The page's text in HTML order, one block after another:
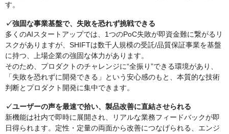
す。
✓強固な事業基盤で、失敗を恐れず挑戦できる
多くのAIスタートアップでは、1つのPoC失敗が即資金難に繋がるリ
スクがありますが、SHIFTは数千人規模の受託/品質保証事業を基盤
に持つ、上場企業の強固な体力があります。
そのため、プロダクトのチャレンジに“全振り”できる環境があり、
「失敗を恐れずに開発できる」という安心感のもと、本質的な技術
判断とプロダクト開発に集中できます。
✓ユーザーの声を最速で拾い、製品改善に直結させられる
新機能は社内で即時に展開され、リアルな業務フィードバックが即
日得られます。定性・定量の両面から改善につなげられる、エンジ